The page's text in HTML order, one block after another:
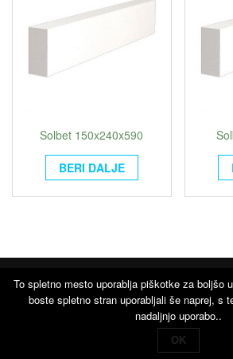
Solbet 150x240x590
BERI DALJE
Proudly powered byWordPress |
Themes4WP
To spletno mesto uporablja piškotke za boljšo
boste spletno stran uporabljali še naprej, s
nadaljnjo uporabo..
OK